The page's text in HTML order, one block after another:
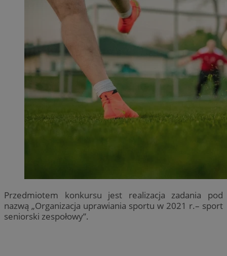
Przedmiotem konkursu jest realizacja zadania pod
nazwą „Organizacja uprawiania sportu w 2021 r.– sport
seniorski zespołowy”.